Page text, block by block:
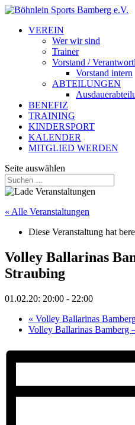
VEREIN
Wer wir sind
Trainer
Vorstand /
Vorstand intern
ABTEILUNGEN
BENEFIZ
TRAINING
KINDERSPORT
KALENDER
MITGLIED WERDEN
Seite auswählen
« Alle Veranstaltungen
Diese Veranstaltung hat
Volley Ballarinas
Straubing
01.02.20: 20:00 - 22:00
« Volley Ballarinas
Volley Ballarinas Bamberg